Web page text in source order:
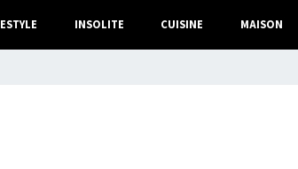
INSOLITE CUISINE MAISON